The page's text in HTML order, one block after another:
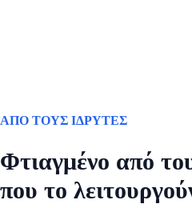
ΑΠΟ ΤΟΥΣ ΙΔΡΥΤΕΣ
Φτιαγμένο από
που το